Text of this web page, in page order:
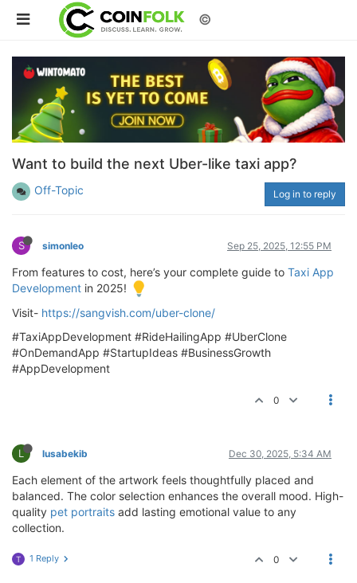
©
Want to build the next Uber-like taxi app?
Off-Topic Log in to reply
S simonleo Sep 25, 2025, 12:55 PM
From features to cost, here’s your complete guide to Taxi App
Development in 2025!
Visit- https://sangvish.com/uber-clone/
#TaxiAppDevelopment #RideHailingApp #UberClone
#OnDemandApp #StartupIdeas #BusinessGrowth
#AppDevelopment
0
L lusabekib Dec 30, 2025, 5:34 AM
Each element of the artwork feels thoughtfully placed and
balanced. The color selection enhances the overall mood. High-
quality pet portraits add lasting emotional value to any
collection.
T 1 Reply 0